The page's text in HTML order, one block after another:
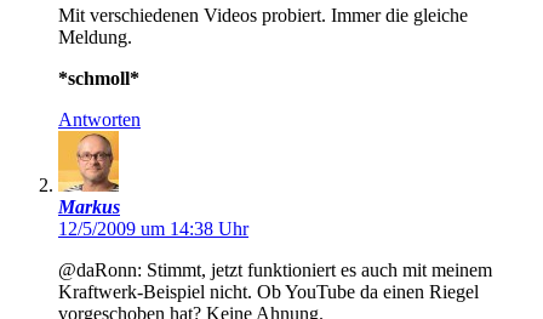
Mit verschiedenen Videos probiert. Immer die gleiche
Meldung.
*schmoll*
Antworten
Markus
12/5/2009 um 14:38 Uhr
@daRonn: Stimmt, jetzt funktioniert es auch mit meinem
Kraftwerk-Beispiel nicht. Ob YouTube da einen Riegel
vorgeschoben hat? Keine Ahnung.